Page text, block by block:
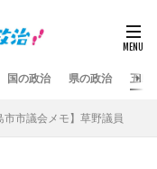
国の政治 県の政治 五島
市市議会メモ】草野議員